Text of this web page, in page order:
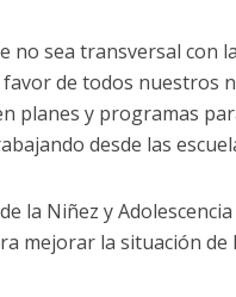
no sea transversal con
de todos nuestros
planes y programas
desde las
la Niñez y
mejorar la situación de